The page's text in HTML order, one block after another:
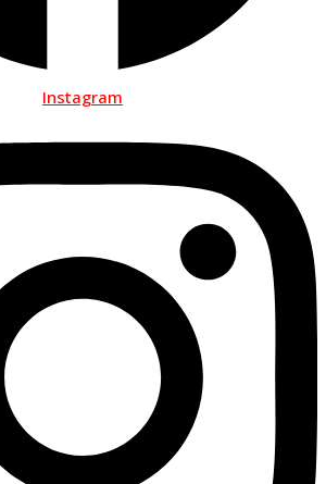
Instagram